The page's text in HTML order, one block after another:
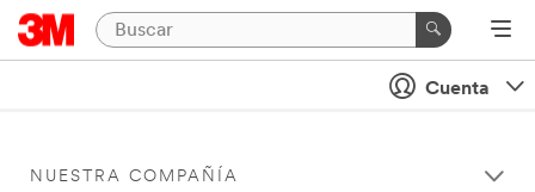
Cuenta
NUESTRA COMPAÑÍA